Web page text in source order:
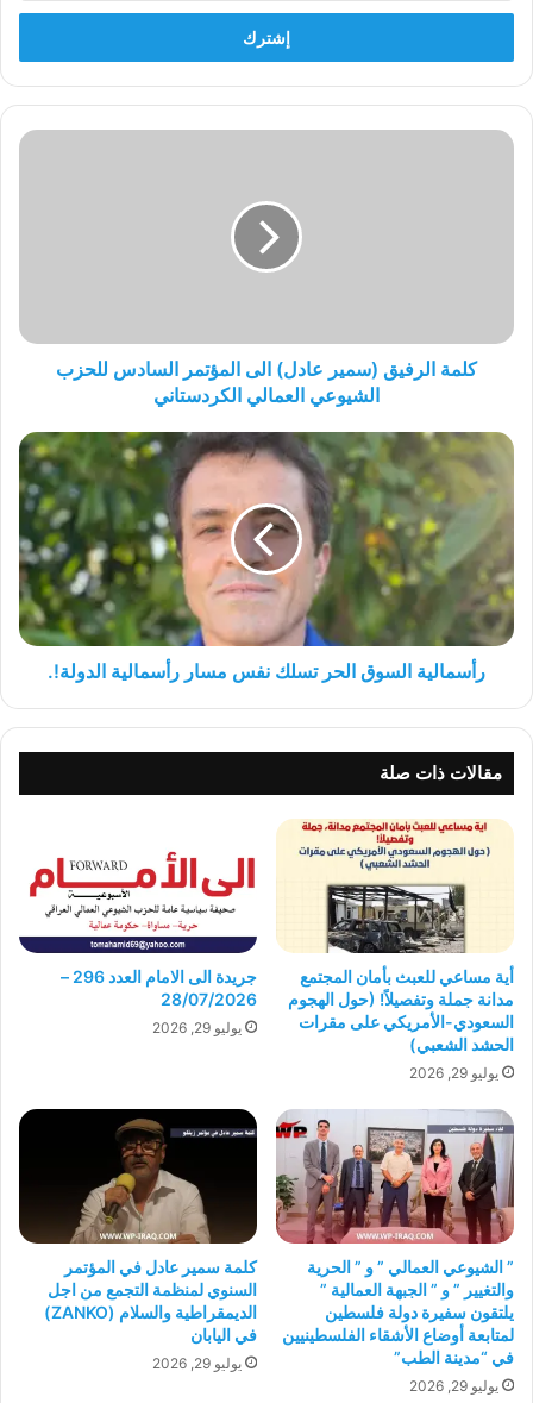
الإلكتروني
كلمة
الشيوعي
العماليكلمة الرفيق (سمير عادل) الى المؤتمر السادس للحزب
الشيوعي العمالي الكردستاني
رأسمالية
السوق
تسلك
نفس
مسار
رأسمالية
الدولة!.
رأسمالية السوق الحر تسلك نفس مسار رأسمالية الدولة!.
مقالات ذات صلة
أية مساعي للعبث بأمان المجتمع
مدانة جملة وتفصيلاً! (حول الهجوم
السعودي-الأمريكي على مقرات
الحشد الشعبي)
يوليو 29, 2026
جريدة الى الامام العدد 296 –
28/07/2026
يوليو 29, 2026
” الشيوعي العمالي ” و ” الحرية
والتغيير ” و ” الجبهة العمالية ”
يلتقون سفيرة دولة فلسطين
لمتابعة أوضاع الأشقاء الفلسطينيين
في “مدينة الطب”
يوليو 29, 2026
كلمة سمير عادل في المؤتمر
السنوي لمنظمة التجمع من اجل
الديمقراطية والسلام (ZANKO)
في اليابان
يوليو 29, 2026